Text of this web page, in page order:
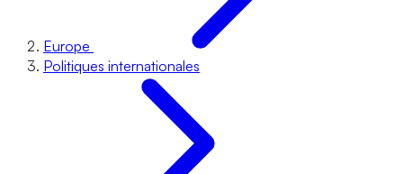
Europe
Politiques internationales